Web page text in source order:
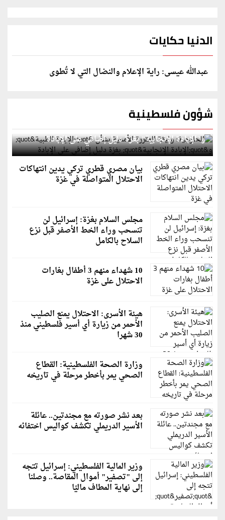
الدنيا حكايات
عبدالله عيسى: راية الإعلام والنضال التي لا تُطوى
شؤون فلسطينية
الخارجية: وثيقة المقررة الأممية بشأن "الإبادة الطبية"
و"الإبادة الإنجابية" بغزة دليل إضافي على الإبادة
بيان مصري قطري تركي يدين انتهاكات
الاحتلال المتواصلة في غزة
مجلس السلام بغزة: إسرائيل لن
تنسحب وراء الخط الأصفر قبل نزع
السلاح بالكامل
10 شهداء منهم 3 أطفال بغارات
الاحتلال على غزة
هيئة الأسرى: الاحتلال يمنع الصليب
الأحمر من زيارة أي أسير فلسطيني منذ
30 شهرا
وزارة الصحة الفلسطينية: القطاع
الصحي يمر بأخطر مرحلة في تاريخه
بعد نشر صورته مع مجندتين.. عائلة
الأسير الدريملي تكشف كواليس اختفائه
وزير المالية الفلسطيني: إسرائيل تتجه
إلى "تصفير" أموال المقاصة.. وصلنا
إلى نهاية المطاف ماليًا